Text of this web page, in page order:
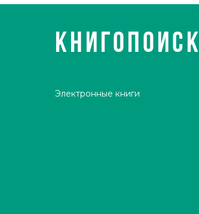
КНИГОПОИСК
Электронные книги